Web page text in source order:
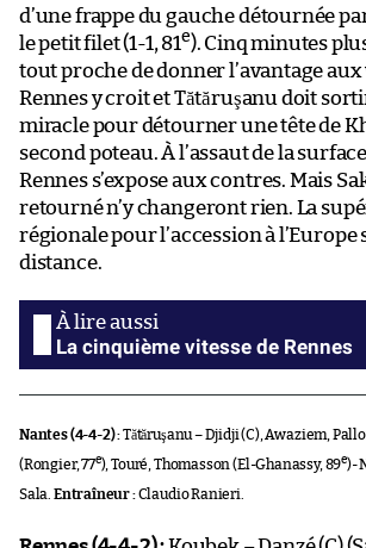
d’une frappe du gauche détournée
le petit filet (1-1, 81e). Cinq minutes
tout proche de donner l’avantage
Rennes y croit et Tătăruşanu doit
miracle pour détourner une tête de
second poteau. À l’assaut de la
Rennes s’expose aux contres. Mais
retourné n’y changeront rien. La
régionale pour l’accession à l’Europe
distance.
La cinquième vitesse de Rennes
Nantes (4-4-2) :Tătăruşanu – Djidji (C), Awaziem,
(Rongier, 77e), Touré, Thomasson (El-Ghanassy, 89e)-
Sala. Entraîneur :Claudio Ranieri.